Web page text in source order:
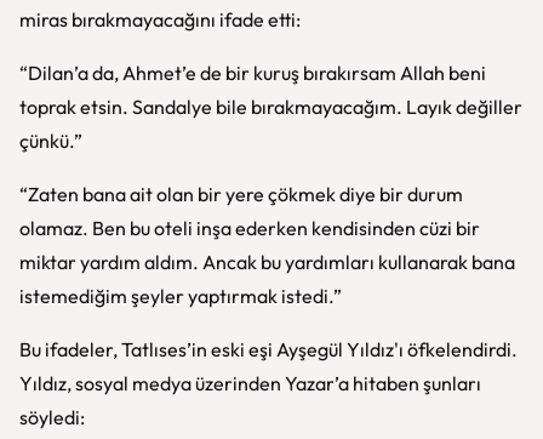
miras bırakmayacağını ifade etti:
“Dilan’a da, Ahmet’e de bir kuruş bırakırsam Allah beni
toprak etsin. Sandalye bile bırakmayacağım. Layık değiller
çünkü.”
“Zaten bana ait olan bir yere çökmek diye bir durum
olamaz. Ben bu oteli inşa ederken kendisinden cüzi bir
miktar yardım aldım. Ancak bu yardımları kullanarak bana
istemediğim şeyler yaptırmak istedi.”
Bu ifadeler, Tatlıses’in eski eşi Ayşegül Yıldız'ı öfkelendirdi.
Yıldız, sosyal medya üzerinden Yazar’a hitaben şunları
söyledi: